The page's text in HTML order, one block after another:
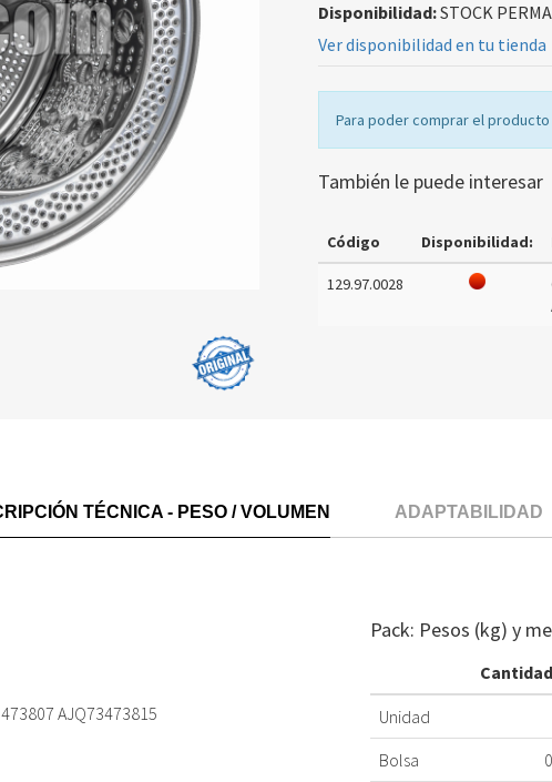
Disponibilidad:STOCK
Ver disponibilidad en tu tienda
Para poder comprar el producto
También le puede interesar
Código Disponibilidad:
129.97.0028
TÉCNICA - PESO / VOLUMEN ADAPTABILIDAD
AJQ73473815
Pack: Pesos (kg) y
Cantidad
Unidad
Bolsa
0